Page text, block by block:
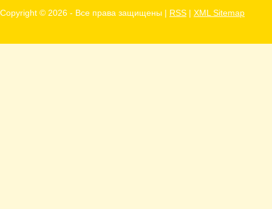
Copyright © 2026 - Все права защищены | RSS | XML Sitemap